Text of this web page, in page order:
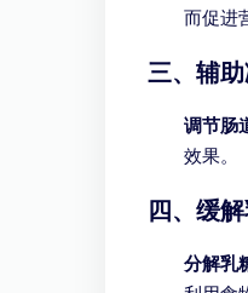
而促进
三、辅
调节肠
效果。
四、缓
分解乳